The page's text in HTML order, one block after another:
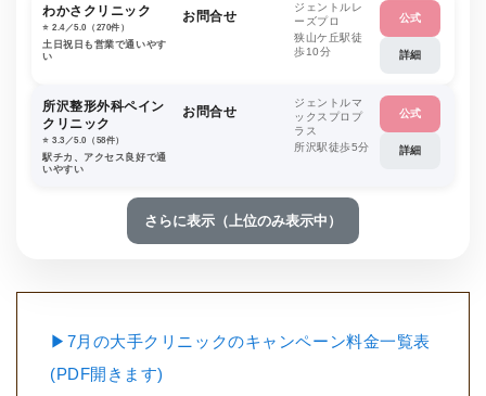
わかさクリニック
⭐️ 2.4／5.0（270件）
土日祝日も営業で通いやす
い
お問合せ
ジェントルレ
ーズプロ
狭山ケ丘駅徒
歩10分
公式
詳細
所沢整形外科ペイン
クリニック
⭐️ 3.3／5.0（58件）
駅チカ、アクセス良好で通
いやすい
お問合せ
ジェントルマ
ックスプロプ
ラス
所沢駅徒歩5分
公式
詳細
さらに表示（上位のみ表示中）
▶7月の大手クリニックのキャンペーン料金一覧表
(PDF開きます)